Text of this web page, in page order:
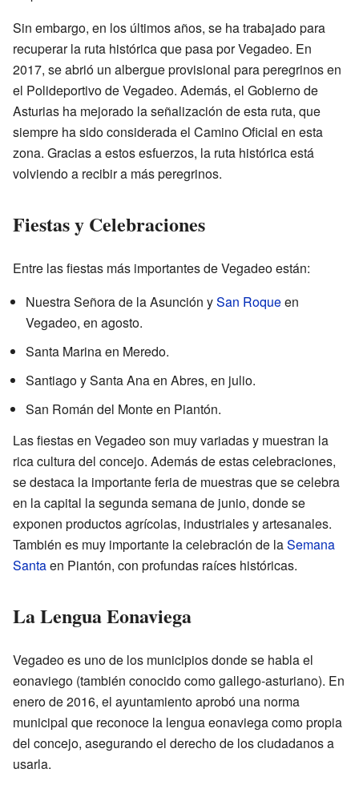
Sin embargo, en los últimos años, se ha trabajado para
recuperar la ruta histórica que pasa por Vegadeo. En
2017, se abrió un albergue provisional para peregrinos en
el Polideportivo de Vegadeo. Además, el Gobierno de
Asturias ha mejorado la señalización de esta ruta, que
siempre ha sido considerada el Camino Oficial en esta
zona. Gracias a estos esfuerzos, la ruta histórica está
volviendo a recibir a más peregrinos.
Fiestas y Celebraciones
Entre las fiestas más importantes de Vegadeo están:
Nuestra Señora de la Asunción ySan Roqueen
Vegadeo, en agosto.
Santa Marina en Meredo.
Santiago y Santa Ana en Abres, en julio.
San Román del Monte en Piantón.
Las fiestas en Vegadeo son muy variadas y muestran la
rica cultura del concejo. Además de estas celebraciones,
se destaca la importante feria de muestras que se celebra
en la capital la segunda semana de junio, donde se
exponen productos agrícolas, industriales y artesanales.
También es muy importante la celebración de laSemana
Santaen Piantón, con profundas raíces históricas.
La Lengua Eonaviega
Vegadeo es uno de los municipios donde se habla el
eonaviego (también conocido como gallego-asturiano). En
enero de 2016, el ayuntamiento aprobó una norma
municipal que reconoce la lengua eonaviega como propia
del concejo, asegurando el derecho de los ciudadanos a
usarla.